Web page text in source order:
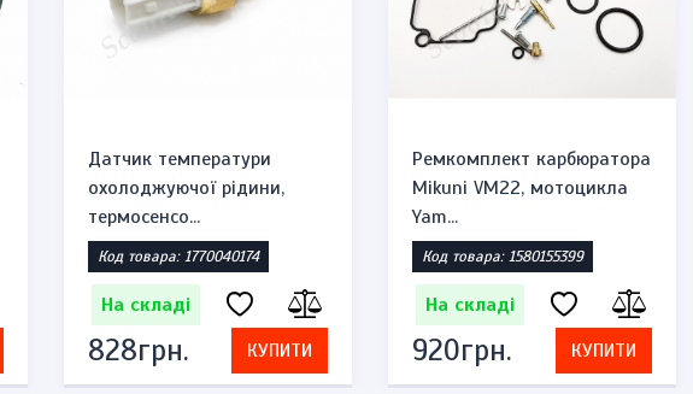
Датчик температури
охолоджуючої рідини,
термосенсо...
Код товара: 1770040174
На складі
828грн. КУПИТИ
Ремкомплект карбюратора
Mikuni VM22, мотоцикла
Yam...
Код товара: 1580155399
На складі
920грн. КУПИТИ